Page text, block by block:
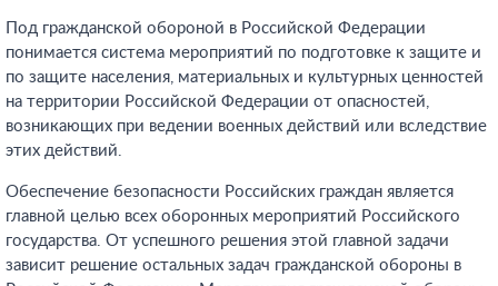
Под гражданской обороной в Российской Федерации
понимается система мероприятий по подготовке к защите и
по защите населения, материальных и культурных ценностей
на территории Российской Федерации от опасностей,
возникающих при ведении военных действий или вследствие
этих действий.
Обеспечение безопасности Российских граждан является
главной целью всех оборонных мероприятий Российского
государства. От успешного решения этой главной задачи
зависит решение остальных задач гражданской обороны в